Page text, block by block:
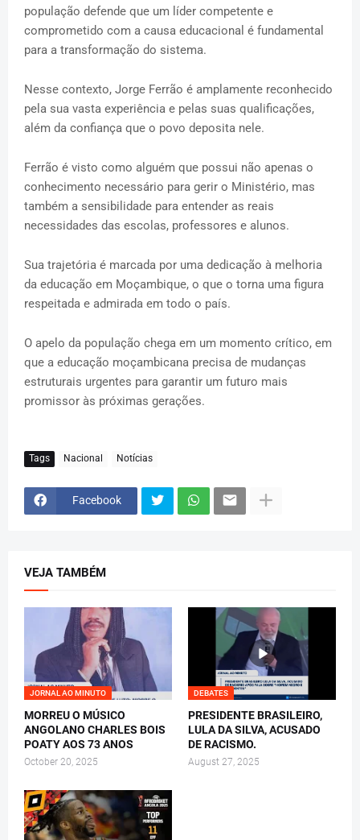
população defende que um líder competente e
comprometido com a causa educacional é fundamental
para a transformação do sistema.
Nesse contexto, Jorge Ferrão é amplamente reconhecido
pela sua vasta experiência e pelas suas qualificações,
além da confiança que o povo deposita nele.
Ferrão é visto como alguém que possui não apenas o
conhecimento necessário para gerir o Ministério, mas
também a sensibilidade para entender as reais
necessidades das escolas, professores e alunos.
Sua trajetória é marcada por uma dedicação à melhoria
da educação em Moçambique, o que o torna uma figura
respeitada e admirada em todo o país.
O apelo da população chega em um momento crítico, em
que a educação moçambicana precisa de mudanças
estruturais urgentes para garantir um futuro mais
promissor às próximas gerações.
Tags Nacional Notícias
Facebook
VEJA TAMBÉM
JORNAL AO MINUTO
MORREU O MÚSICO
ANGOLANO CHARLES BOIS
POATY AOS 73 ANOS
October 20, 2025
DEBATES
PRESIDENTE BRASILEIRO,
LULA DA SILVA, ACUSADO
DE RACISMO.
August 27, 2025